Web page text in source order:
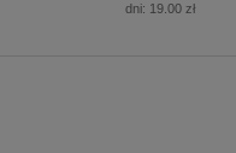
dni: 19.00 zł